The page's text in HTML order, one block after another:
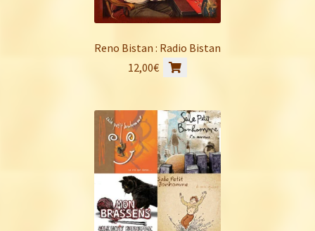
Reno Bistan : Radio Bistan
12,00€